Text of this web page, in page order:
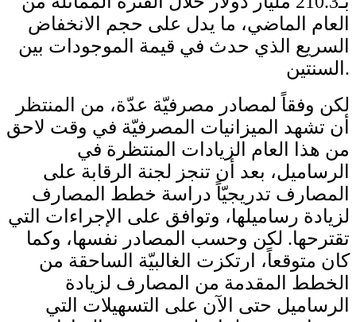
العام الماضي، ما يدل على حجم الانخفاض
السريع الذي حدث في قيمة الموجودات بين
السنتين.
لكن وفقاً لمصادر مصرفيّة عدّة، من المنتظر
أن تشهد الميزانيات المصرفيّة في وقت لاحق
من هذا العام الزيادات المنتظرة في
الرساميل، بعد أن تنجز لجنة الرقابة على
المصارف تدريجيّاً دراسة خطط المصارف
لزيادة رساميلها، وتوافق على الإجراءات التي
تقترحها. لكن وحسب المصادر نفسها، وكما
كان متوقعاً، ارتكزت الغالبيّة الساحقة من
الخطط المقدمة من المصارف لزيادة
الرساميل حتى الآن على التسهيلات التي